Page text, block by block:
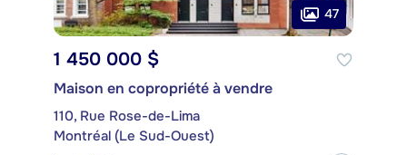
47
1 450 000 $
Maison en copropriété à vendre
110, Rue Rose-de-Lima
Montréal (Le Sud-Ouest)